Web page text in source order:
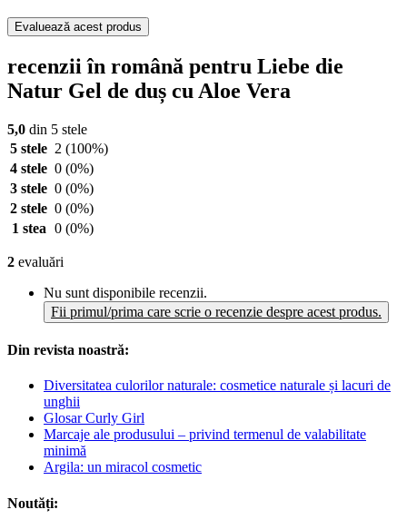
Evaluează acest produs
recenzii în română pentru Liebe die
Natur Gel de duș cu Aloe Vera
5,0 din 5 stele
5 stele 2 (100%)
4 stele 0 (0%)
3 stele 0 (0%)
2 stele 0 (0%)
1 stea 0 (0%)
2 evaluări
Nu sunt disponibile recenzii.
Fii primul/prima care scrie o recenzie despre acest produs.
Din revista noastră:
Diversitatea culorilor naturale: cosmetice naturale și lacuri de
unghii
Glosar Curly Girl
Marcaje ale produsului – privind termenul de valabilitate
minimă
Argila: un miracol cosmetic
Noutăți: